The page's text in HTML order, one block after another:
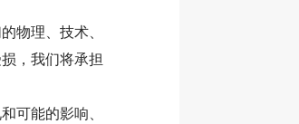
物理、技术、
，我们将承担
可能的影响、